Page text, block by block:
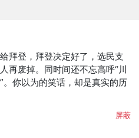
拜登，拜登决定好了，选民支
再废掉。同时间还不忘高呼“川
。你以为的笑话，却是真实的历
屏蔽